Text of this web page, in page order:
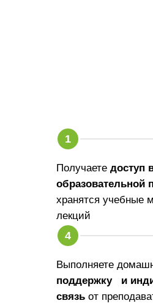
Получаете доступ
образовательной
хранятся учебные
лекций
Выполняете
поддержку и
связь от